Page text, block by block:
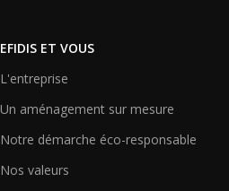
EFIDIS ET VOUS
L'entreprise
Un aménagement sur mesure
Notre démarche éco-responsable
Nos valeurs